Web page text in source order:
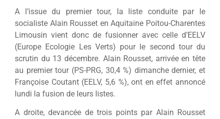
A l’issue du premier tour, la liste conduite par le
socialiste Alain Rousset en Aquitaine Poitou-Charentes
Limousin vient donc de fusionner avec celle d’EELV
(Europe Ecologie Les Verts) pour le second tour du
scrutin du 13 décembre. Alain Rousset, arrivée en tête
au premier tour (PS-PRG, 30,4 %) dimanche dernier, et
Françoise Coutant (EELV, 5,6 %), ont en effet annoncé
lundi la fusion de leurs listes.
A droite, devancée de trois points par Alain Rousset